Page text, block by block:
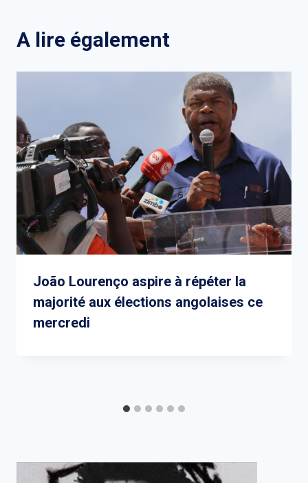
A lire également
João Lourenço aspire à répéter la
majorité aux élections angolaises ce
mercredi